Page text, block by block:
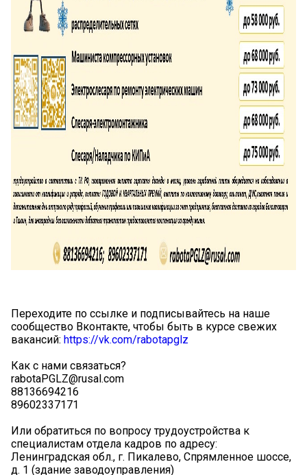
Переходите по ссылке и подписывайтесь на наше
сообщество Вконтакте, чтобы быть в курсе свежих
вакансий: https://vk.com/rabotapglz
Как с нами связаться?
rabotaPGLZ@rusal.com
88136694216
89602337171
Или обратиться по вопросу трудоустройства к
специалистам отдела кадров по адресу:
Ленинградская обл., г. Пикалево, Спрямленное шоссе,
д. 1 (здание заводоуправления)